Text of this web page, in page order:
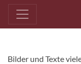
Bilder und Texte